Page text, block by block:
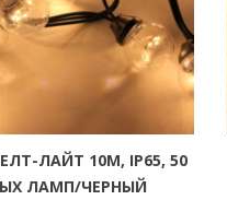
ЛАЙТ 10М, IP65, 50
ЛАМП/ЧЕРНЫЙ